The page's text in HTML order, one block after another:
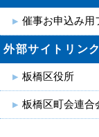
催事お申込み用
外部サイトリンク
板橋区役所
板橋区町会連合